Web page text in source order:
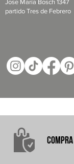
Jose María Bosch 1347
partido Tres de Febrero
COMPRA